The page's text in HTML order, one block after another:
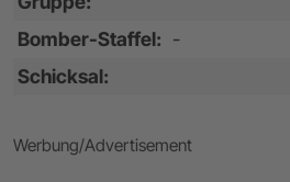
Bomber-Staffel: -
Schicksal:
Werbung/Advertisement